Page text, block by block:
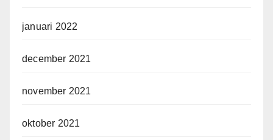
januari 2022
december 2021
november 2021
oktober 2021